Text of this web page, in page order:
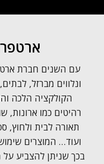
עם השנים חברת
ונלווים מברזל,
הקולקציה הלכה
רהיטים כמו ארונות,
תאורה לבית ולחוץ,
ועוד… המוצרים
בכך שניתן להצביע על